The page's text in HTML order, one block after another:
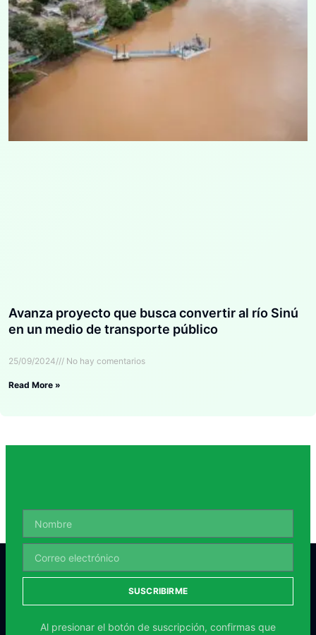
Avanza proyecto que busca convertir al río Sinú
en un medio de transporte público
25/09/2024 No hay comentarios
Read More »
SUSCRIBIRME
Al presionar el botón de suscripción, confirmas que